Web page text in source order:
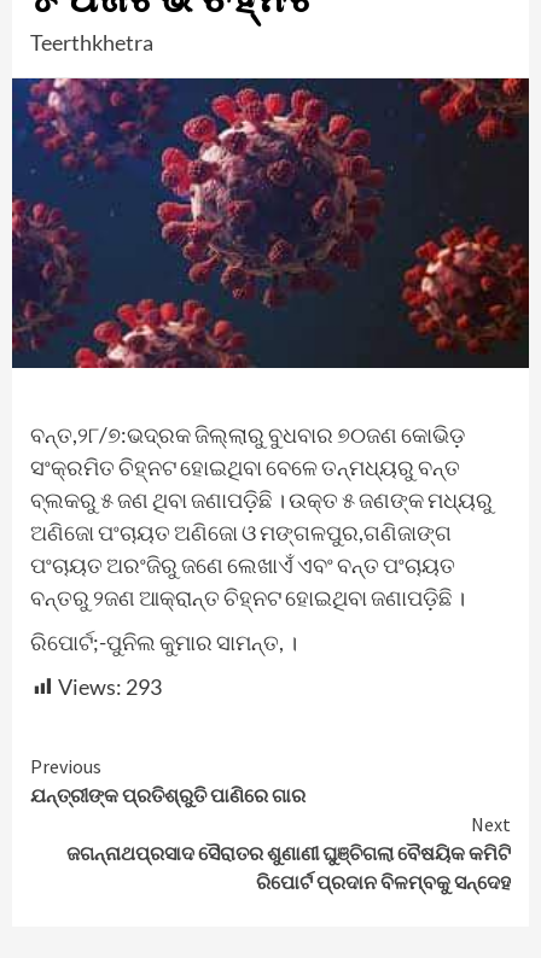
Teerthkhetra
ବନ୍ତ,୨୮/୭:ଭଦ୍ରକ ଜିଲ୍ଲାରୁ ବୁଧବାର ୭୦ଜଣ କୋଭିଡ଼
ସଂକ୍ରମିତ ଚିହ୍ନଟ ହୋଇଥିବା ବେଳେ ତନ୍ମଧ୍ୟରୁ ବନ୍ତ
ବ୍ଲକରୁ ୫ ଜଣ ଥିବା ଜଣାପଡ଼ିଛି । ଉକ୍ତ ୫ ଜଣଙ୍କ ମଧ୍ୟରୁ
ଅଣିଜୋ ପଂଚାୟତ ଅଣିଜୋ ଓ ମଙ୍ଗଳପୁର,ଗଣିଜାଙ୍ଗ
ପଂଚାୟତ ଅରଂଜିରୁ ଜଣେ ଲେଖାଏଁ ଏବଂ ବନ୍ତ ପଂଚାୟତ
ବନ୍ତରୁ ୨ଜଣ ଆକ୍ରାନ୍ତ ଚିହ୍ନଟ ହୋଇଥିବା ଜଣାପଡ଼ିଛି ।
ରିପୋର୍ଟ;-ପୁନିଲ କୁମାର ସାମନ୍ତ, ।
Views: 293
Continue
Reading
Previous
ଯନ୍ତ୍ରୀଙ୍କ ପ୍ରତିଶ୍ରୁତି ପାଣିରେ ଗାର
Next
ଜଗନ୍ନାଥପ୍ରସାଦ ସୈରାତର ଶୁଣାଣୀ ଘୁଞ୍ଚିଗଲା ବୈଷୟିକ କମିଟି
ରିପୋର୍ଟ ପ୍ରଦାନ ବିଳମ୍ବକୁ ସନ୍ଦେହ